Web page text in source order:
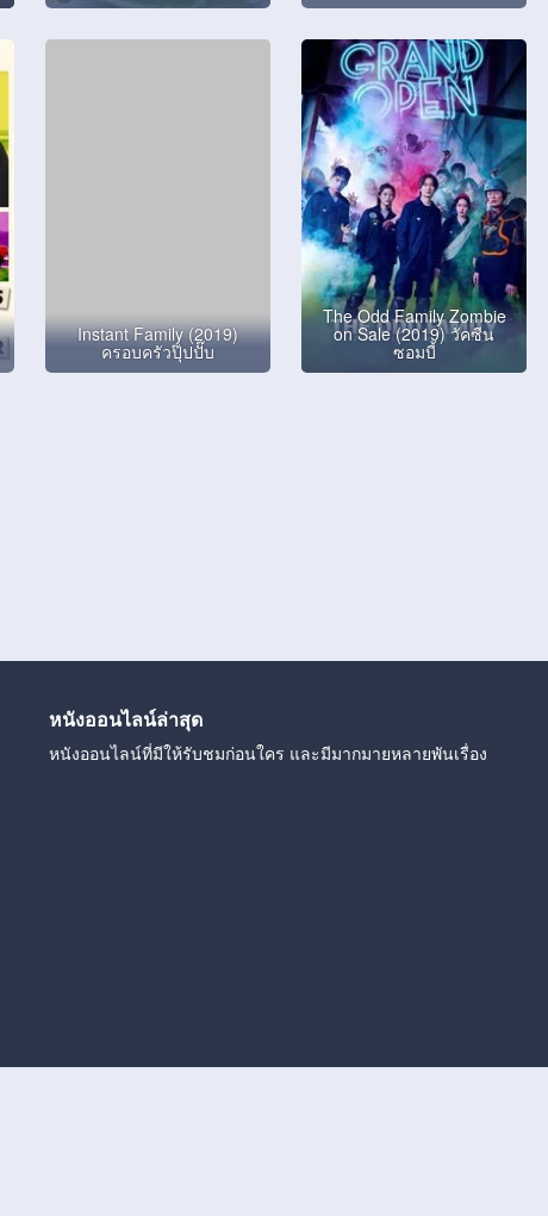
Instant Family (2019)
ครอบครัวปุ๊ปปั๊บ
The Odd Family Zombie
on Sale (2019) วัคซีน
ซอมบี้
หนังออนไลน์ล่าสุด
หนังออนไลน์ที่มีให้รับชมก่อนใคร และมีมากมายหลายพันเรื่อง